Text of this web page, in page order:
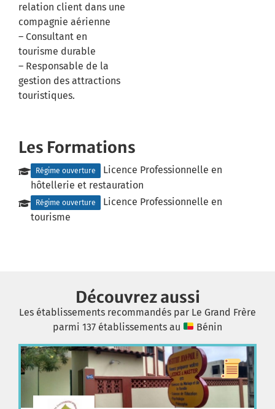
relation client dans une
compagnie aérienne
– Consultant en
tourisme durable
– Responsable de la
gestion des attractions
touristiques.
Les Formations
Régime ouverture
Licence Professionnelle en
hôtellerie et restauration
Régime ouverture
Licence Professionnelle en
tourisme
Découvrez aussi
Les établissements recommandés par Le Grand Frère
parmi 137 établissements au
Bénin